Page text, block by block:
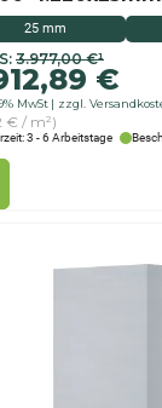
25 mm
3.977,00€¹
€
MwSt zzgl.
€ / m²)
3 - 6 Arbeitstage